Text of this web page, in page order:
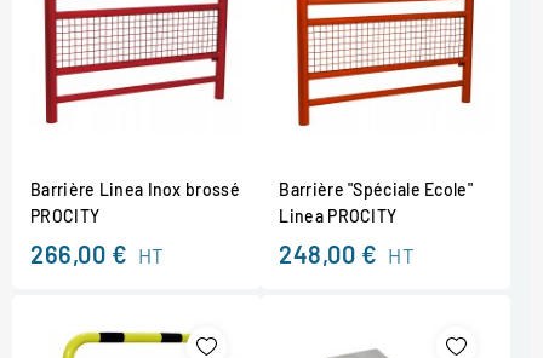
Barrière Linea Inox brossé
PROCITY
266,00 € HT
Barrière "Spéciale Ecole"
Linea PROCITY
248,00 € HT